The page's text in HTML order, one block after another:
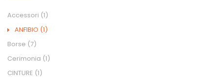
Accessori (1)
ANFIBIO (1)
Borse (7)
Cerimonia (1)
CINTURE (1)